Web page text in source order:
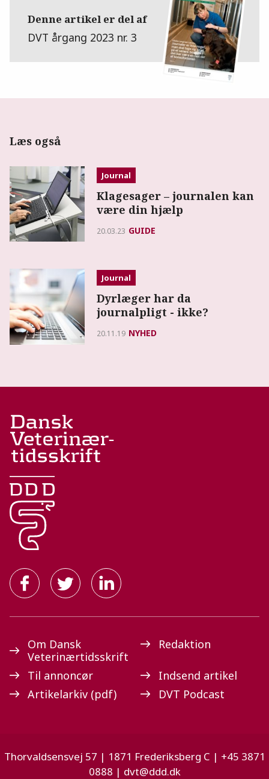
Denne artikel er del af
DVT årgang 2023 nr. 3
Læs også
Journal
Klagesager – journalen kan
være din hjælp
20.03.23 GUIDE
Journal
Dyrlæger har da
journalpligt - ikke?
20.11.19 NYHED
Om Dansk
Veterinærtidsskrift
Redaktion
Til annoncør
Indsend artikel
Artikelarkiv (pdf)
DVT Podcast
Thorvaldsensvej 57 | 1871 Frederiksberg C | +45 3871
0888 | dvt@ddd.dk